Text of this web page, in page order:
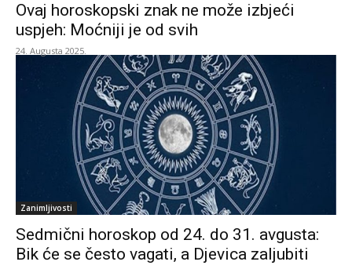
Ovaj horoskopski znak ne može izbjeći
uspjeh: Moćniji je od svih
24. Augusta 2025.
Zanimljivosti
Sedmični horoskop od 24. do 31. avgusta:
Bik će se često vagati, a Djevica zaljubiti